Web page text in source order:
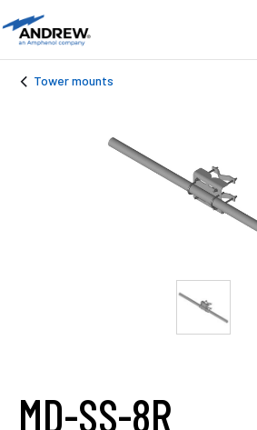
Tower mounts
MD-SS-8R